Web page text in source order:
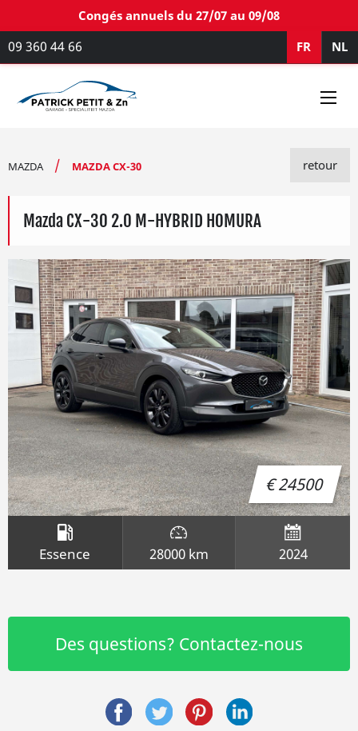
Congés annuels du 27/07 au 09/08
09 360 44 66 FR NL
MAZDA MAZDA CX-30 retour
Mazda CX-30 2.0 M-HYBRID HOMURA
€ 24500
Essence 28000 km 2024
Des questions? Contactez-nous